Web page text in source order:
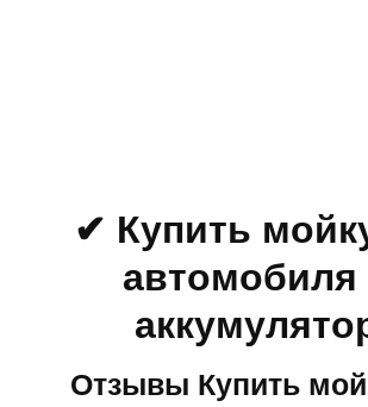
✔ Купить
автомобиля
Отзывы Купить